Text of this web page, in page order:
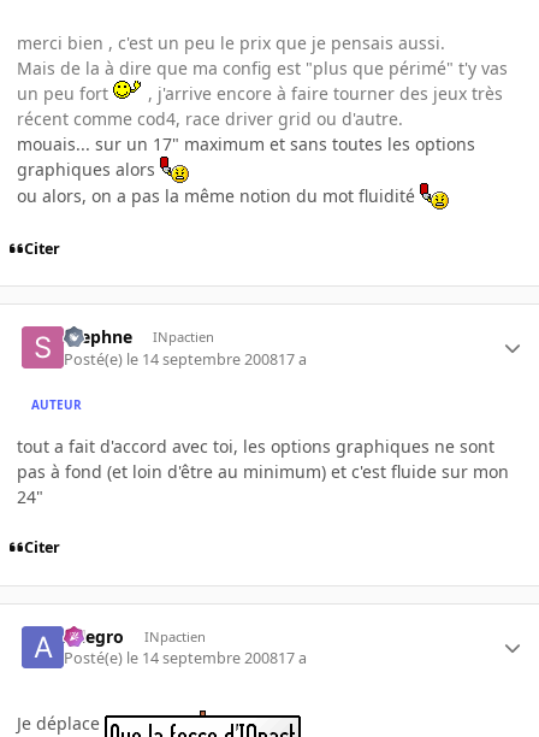
merci bien , c'est un peu le prix que je pensais aussi.
Mais de la à dire que ma config est "plus que périmé" t'y vas
un peu fort
, j'arrive encore à faire tourner des jeux très
récent comme cod4, race driver grid ou d'autre.
mouais... sur un 17" maximum et sans toutes les options
graphiques alors
ou alors, on a pas la même notion du mot fluidité
Citer
Stephne INpactien
Posté(e) le 14 septembre 200817 a
AUTEUR
tout a fait d'accord avec toi, les options graphiques ne sont
pas à fond (et loin d'être au minimum) et c'est fluide sur mon
24"
Citer
Allegro INpactien
Posté(e) le 14 septembre 200817 a
Je déplace